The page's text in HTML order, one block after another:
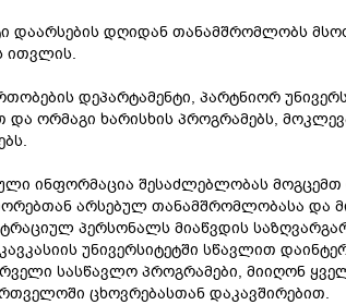
დაარსების დღიდან თანამშრომლობს
ითვლის.
დეპარტამენტი, პარტნიორ
ორმაგი ხარისხის პროგრამებს,
ინფორმაცია შესაძლებლობას
არსებულ თანამშრომლობასა და
პერსონალს მიაწვდის
უნივერსიტეტში სწავლით
სასწავლო პროგრამები, მიიღონ
ცხოვრებასთან დაკავშირებით.